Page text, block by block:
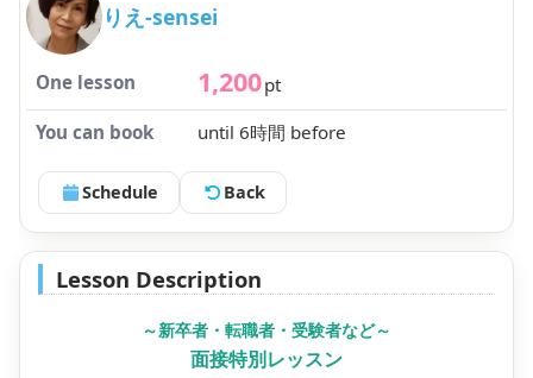
りえ-sensei
One lesson 1,200pt
You can book
until 6時間 before
Schedule Back
Lesson Description
～新卒者・転職者・受験者など～
面接特別レッスン